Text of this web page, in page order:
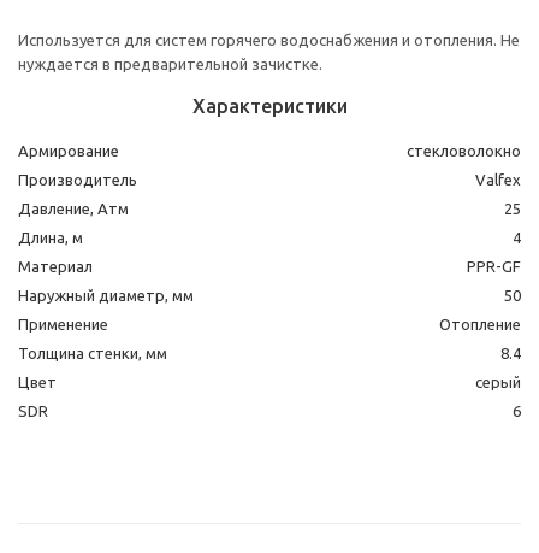
Используется для систем горячего водоснабжения и отопления. Не
нуждается в предварительной зачистке.
Характеристики
Армирование
стекловолокно
Производитель
Valfex
Давление, Атм
25
Длина, м
4
Материал
PPR-GF
Наружный диаметр, мм
50
Применение
Отопление
Толщина стенки, мм
8.4
Цвет
серый
SDR
6